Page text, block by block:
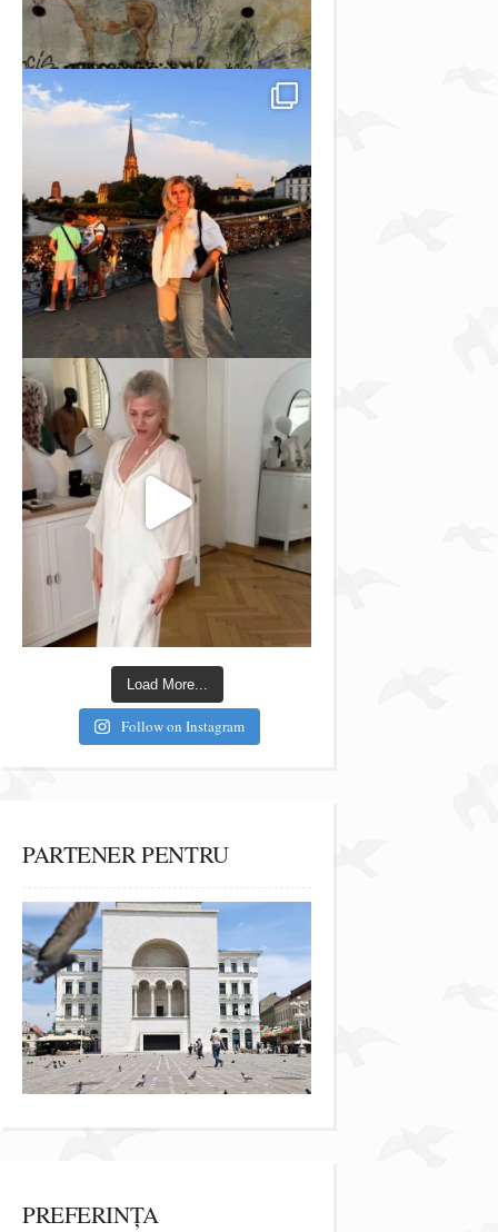
Load More...
Follow on Instagram
PARTENER PENTRU
PREFERINȚA